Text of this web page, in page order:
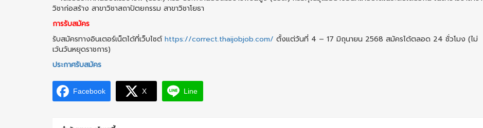
วิชาก่อสร้าง สาขาวิชาสถาปัตยกรรม สาขาวิชาโยธา
การรับสมัคร
รับสมัครทางอินเตอร์เน็ตได้ที่เว็บไซต์https://correct.thaijobjob.com/ ตั้งแต่วันที่ 4 – 17 มิถุนายน 2568 สมัครได้ตลอด 24 ชั่วโมง (ไม่
เว้นวันหยุดราชการ)
ประกาศรับสมัคร
Facebook X Line